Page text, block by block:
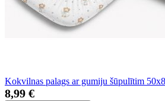
Kokvilnas palags ar gumiju šūpulītim
8,99 €